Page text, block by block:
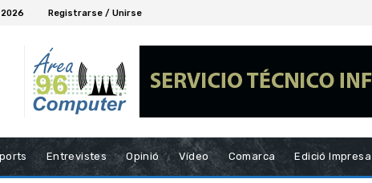
Registrarse / Unirse
Entrevistes Opinió Vídeo Comarca Edició Impresa